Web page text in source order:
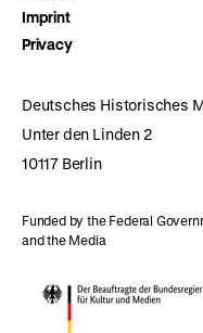
Imprint
Privacy
Deutsches Historisches
Unter den Linden 2
10117 Berlin
Funded by the Federal
and the Media